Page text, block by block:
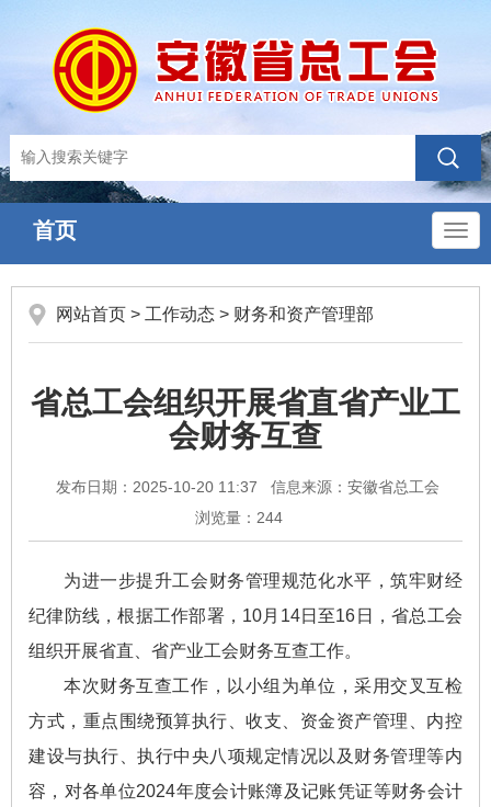
导
首页
网站首页 > 工作动态 > 财务和资产管理部
省总工会组织开展省直省产业工
会财务互查
发布日期：2025-10-20 11:37
信息来源：安徽省总工会
浏览量： 244
为进一步提升工会财务管理规范化水平，筑牢财经
纪律防线，根据工作部署，10月14日至16日，省总工会
组织开展省直、省产业工会财务互查工作。
本次财务互查工作，以小组为单位，采用交叉互检
方式，重点围绕预算执行、收支、资金资产管理、内控
建设与执行、执行中央八项规定情况以及财务管理等内
容，对各单位2024年度会计账簿及记账凭证等财务会计